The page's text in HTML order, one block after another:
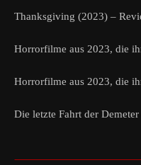
Thanksgiving (2023) –
Horrorfilme aus 2023, die
Horrorfilme aus 2023, die
Die letzte Fahrt der